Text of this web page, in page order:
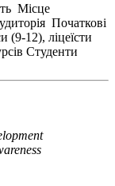
Місце
Початкові
(9-12), ліцеїсти
Студенти